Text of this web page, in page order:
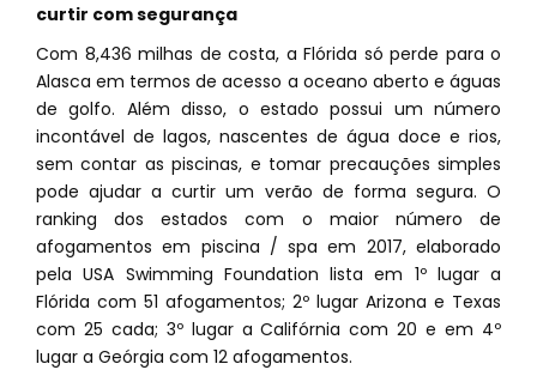
curtir com segurança
Com 8,436 milhas de costa, a Flórida só perde para o
Alasca em termos de acesso a oceano aberto e águas
de golfo. Além disso, o estado possui um número
incontável de lagos, nascentes de água doce e rios,
sem contar as piscinas, e tomar precauções simples
pode ajudar a curtir um verão de forma segura. O
ranking dos estados com o maior número de
afogamentos em piscina / spa em 2017, elaborado
pela USA Swimming Foundation lista em 1º lugar a
Flórida com 51 afogamentos; 2º lugar Arizona e Texas
com 25 cada; 3º lugar a Califórnia com 20 e em 4º
lugar a Geórgia com 12 afogamentos.